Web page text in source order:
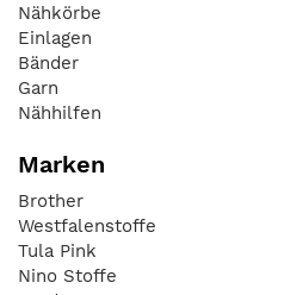
Nähkörbe
Einlagen
Bänder
Garn
Nähhilfen
Marken
Brother
Westfalenstoffe
Tula Pink
Nino Stoffe